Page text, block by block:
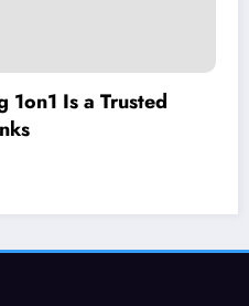
1on1 Is a Trusted